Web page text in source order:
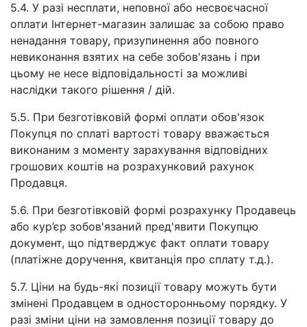
5.4. У разі несплати, неповної або несвоєчасної
оплати Інтернет-магазин залишає за собою право
ненадання товару, призупинення або повного
невиконання взятих на себе зобов'язань і при
цьому не несе відповідальності за можливі
наслідки такого рішення / дій.
5.5. При безготівковій формі оплати обов'язок
Покупця по сплаті вартості товару вважається
виконаним з моменту зарахування відповідних
грошових коштів на розрахунковий рахунок
Продавця.
5.6. При безготівковій формі розрахунку Продавець
або кур’єр зобов'язаний пред'явити Покупцю
документ, що підтверджує факт оплати товару
(платіжне доручення, квитанція про сплату т.д.).
5.7. Ціни на будь-які позиції товару можуть бути
змінені Продавцем в односторонньому порядку. У
разі зміни ціни на замовлення позиції товару до